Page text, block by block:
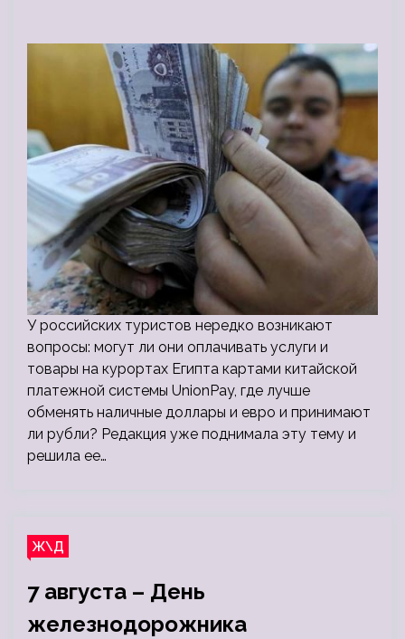
У российских туристов нередко возникают
вопросы: могут ли они оплачивать услуги и
товары на курортах Египта картами китайской
платежной системы UnionPay, где лучше
обменять наличные доллары и евро и принимают
ли рубли? Редакция уже поднимала эту тему и
решила ее…
Ж\Д
7 августа – День
железнодорожника